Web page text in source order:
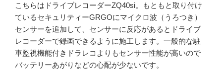
こちらはドライブレコーダーZQ40si。もともと取り付け
ているセキュリティーGRGOにマイクロ波（うろつき）
センサーを追加して、センサーに反応があるとドライブ
レコーダーで録画できるように施工します。一般的な駐
車監視機能付きドラレコよりもセンサー性能が高いので
バッテリーあがりなどの心配が少ないです。